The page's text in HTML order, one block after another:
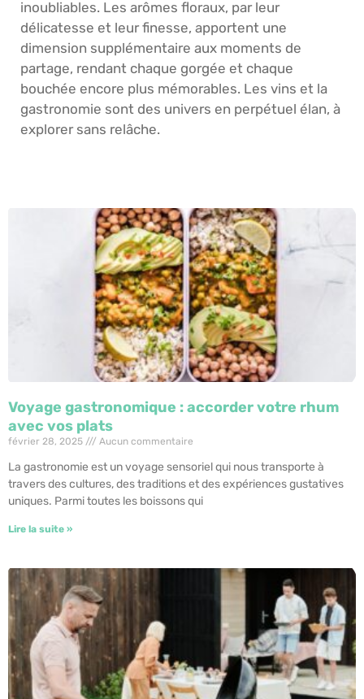
inoubliables. Les arômes floraux, par leur
délicatesse et leur finesse, apportent une
dimension supplémentaire aux moments de
partage, rendant chaque gorgée et chaque
bouchée encore plus mémorables. Les vins et la
gastronomie sont des univers en perpétuel élan, à
explorer sans relâche.
Voyage gastronomique : accorder votre rhum
avec vos plats
février 28, 2025 Aucun commentaire
La gastronomie est un voyage sensoriel qui nous transporte à
travers des cultures, des traditions et des expériences gustatives
uniques. Parmi toutes les boissons qui
Lire la suite »